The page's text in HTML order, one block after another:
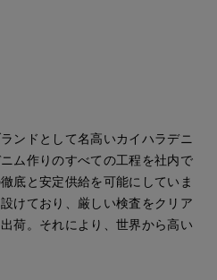
ンドとして名高いカイハラデニ
ム作りのすべての工程を社内で
底と安定供給を可能にしていま
けており、厳しい検査をクリア
荷。それにより、世界から高い